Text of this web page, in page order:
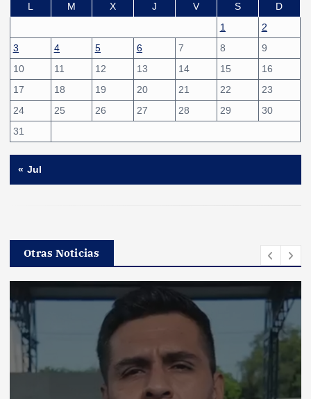
L
M X J V S
D
1
2
3
4 5 6 7 8
9
10
11 12 13 14 15
16
17
18 19 20 21 22
23
24
25 26 27 28 29
30
31
« Jul
Otras Noticias